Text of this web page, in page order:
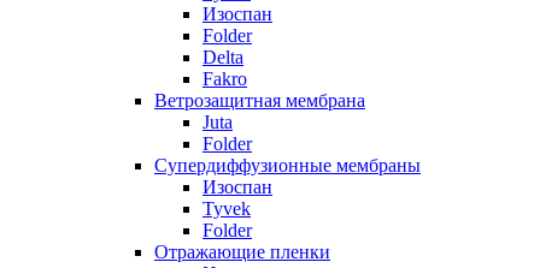
Изоспан
Folder
Delta
Fakro
Ветрозащитная мембрана
Juta
Folder
Супердиффузионные мембраны
Изоспан
Tyvek
Folder
Отражающие пленки